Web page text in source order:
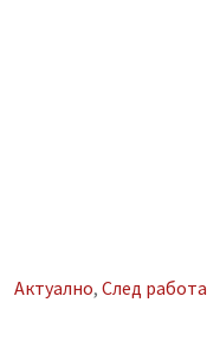
Aктуално, След работа